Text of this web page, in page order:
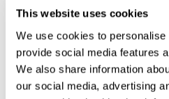
This website uses cookies
We use cookies to
provide social media features
We also share information
our social media, advertising
l'espace et dans le temps. Cela les
correctes plus rapides aux cibles
travaillant sur ses différentes
Comment le jeu
Miner" améliore-t-il
cognitives ?